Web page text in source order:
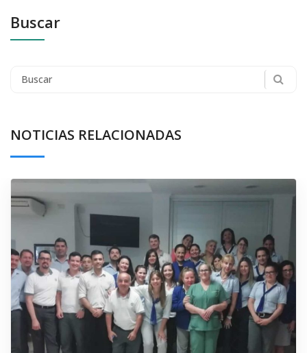
Buscar
Search
NOTICIAS RELACIONADAS